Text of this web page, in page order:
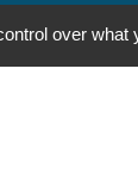
over what